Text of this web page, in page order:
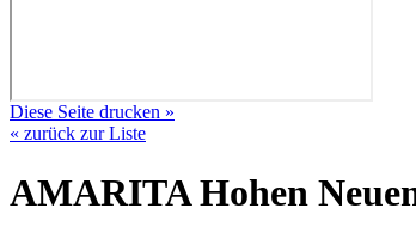
Diese Seite drucken »
« zurück zur Liste
AMARITA Hohen